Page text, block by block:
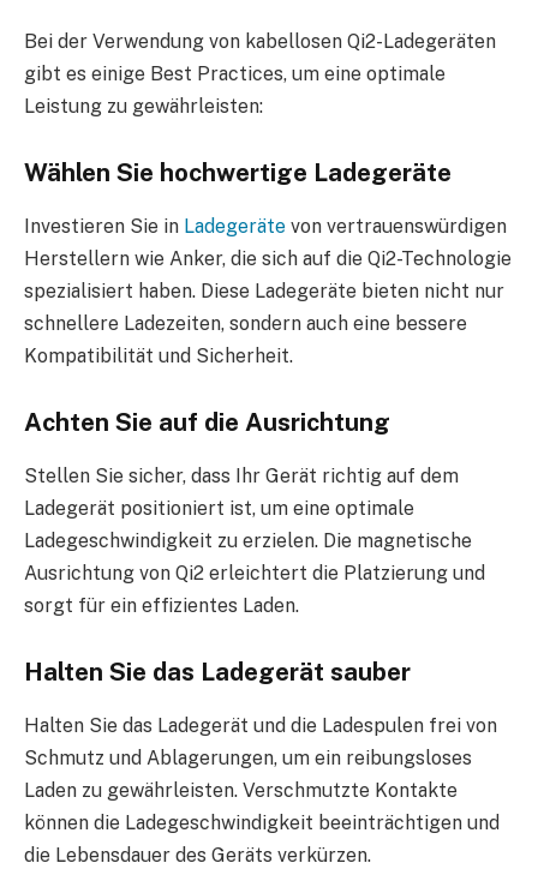
Bei der Verwendung von kabellosen Qi2-Ladegeräten
gibt es einige Best Practices, um eine optimale
Leistung zu gewährleisten:
Wählen Sie hochwertige Ladegeräte
Investieren Sie in Ladegeräte von vertrauenswürdigen
Herstellern wie Anker, die sich auf die Qi2-Technologie
spezialisiert haben. Diese Ladegeräte bieten nicht nur
schnellere Ladezeiten, sondern auch eine bessere
Kompatibilität und Sicherheit.
Achten Sie auf die Ausrichtung
Stellen Sie sicher, dass Ihr Gerät richtig auf dem
Ladegerät positioniert ist, um eine optimale
Ladegeschwindigkeit zu erzielen. Die magnetische
Ausrichtung von Qi2 erleichtert die Platzierung und
sorgt für ein effizientes Laden.
Halten Sie das Ladegerät sauber
Halten Sie das Ladegerät und die Ladespulen frei von
Schmutz und Ablagerungen, um ein reibungsloses
Laden zu gewährleisten. Verschmutzte Kontakte
können die Ladegeschwindigkeit beeinträchtigen und
die Lebensdauer des Geräts verkürzen.